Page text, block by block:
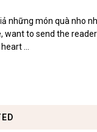
những món quà nho
want to send the
...